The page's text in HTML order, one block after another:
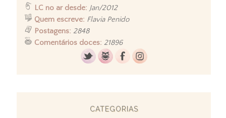
LC no ar desde: Jan/2012
Quem escreve: Flavia Penido
Postagens: 2848
Comentários doces: 21896
CATEGORIAS